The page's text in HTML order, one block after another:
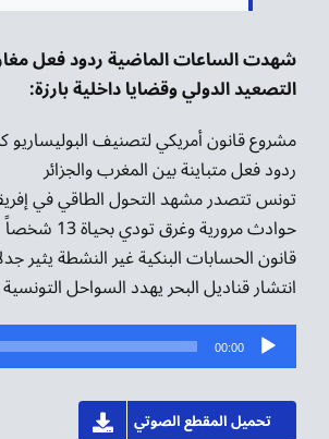
شهدت الساعات الماضية ردود فعل
التصعيد الدولي وقضايا داخلية بارزة:
مشروع قانون أمريكي لتصنيف البوليساريو
ردود فعل متباينة بين المغرب والجزائر
تونس تتصدر مشهد التحول الطاقي في
حوادث مرورية وغرق تودي بحياة 13 شخصاً
قانون الحسابات البنكية غير النشطة يثير
انتشار قناديل البحر يهدد السواحل التونسية
مشغل
الصوت
00:00
تحميل المقطع الصوتي